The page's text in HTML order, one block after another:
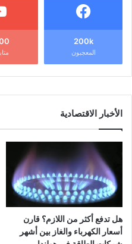
200k
المعجبون
الأخبار الاقتصادية
هل تدفع أكثر من اللازم؟ قارن
أسعار الكهرباء والغاز بين أشهر